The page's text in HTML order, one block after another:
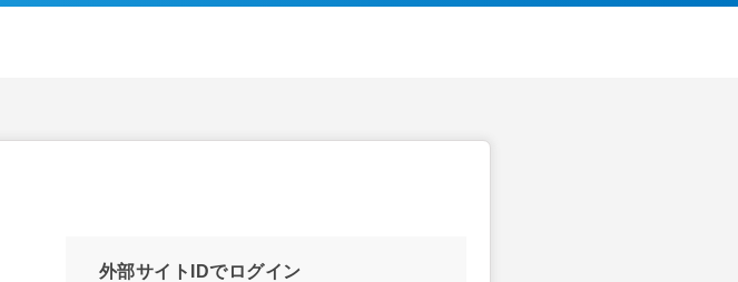
外部サイトIDでログイン